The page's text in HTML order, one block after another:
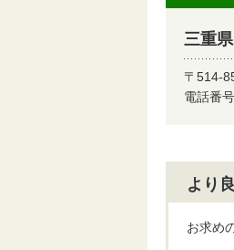
三重
〒514-
電話番号
より
お求め